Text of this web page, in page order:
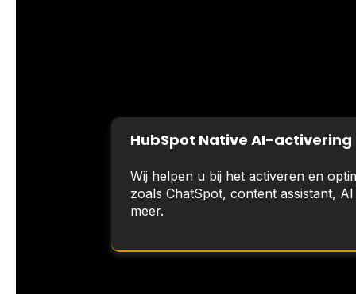
HubSpot Native AI-activering
Wij helpen u bij het activeren en
zoals ChatSpot, content assistant,
meer.